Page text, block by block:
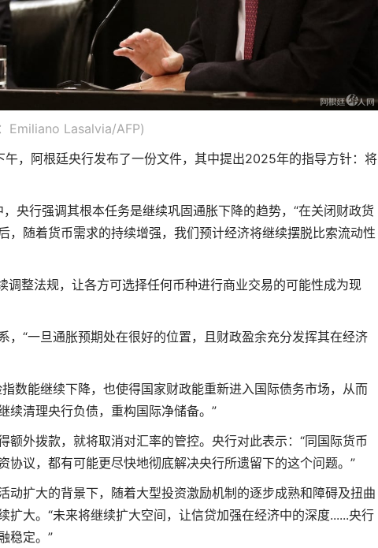
Emiliano Lasalvia/AFP)
午，阿根廷央行发布了一份文件，其中提出2025年的指导方针：将
央行强调其根本任务是继续巩固通胀下降的趋势，“在关闭财政货
，随着货币需求的持续增强，我们预计经济将继续摆脱比索流动性
整法规，让各方可选择任何币种进行商业交易的可能性成为现
，“一旦通胀预期处在很好的位置，且财政盈余充分发挥其在经济
数能继续下降，也使得国家财政能重新进入国际债务市场，从而
续清理央行负债，重构国际净储备。”
额外拨款，就将取消对汇率的管控。央行对此表示：“同国际货币
协议，都有可能更尽快地彻底解决央行所遗留下的这个问题。”
动扩大的背景下，随着大型投资激励机制的逐步成熟和障碍及扭曲
扩大。“未来将继续扩大空间，让信贷加强在经济中的深度......央行
稳定。”